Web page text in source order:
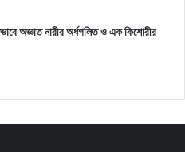
অজ্ঞাত নারীর অর্ধগলিত ও এক কিশোরীর